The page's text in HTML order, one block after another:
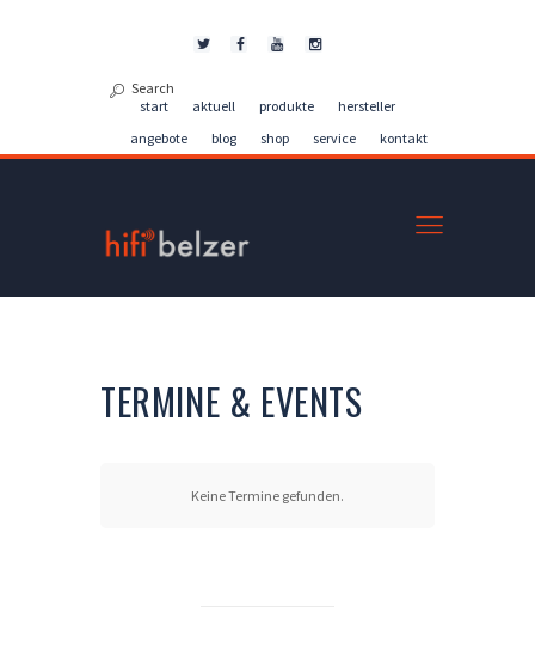
start aktuell produkte
hersteller
angebote
blog shop service kontakt
TERMINE & EVENTS
Keine Termine gefunden.